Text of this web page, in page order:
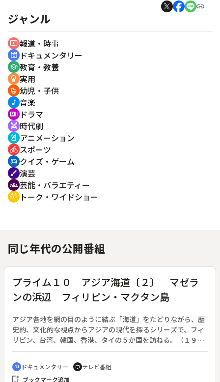
ジャンル
ondemand_video 報道・時事
cinematic_blur ドキュメンタリー
school 教育・教養
emoji_objects 実用
crib 幼児・子供
music_note 音楽
recent_actors ドラマ
swords 時代劇
cruelty_free アニメーション
directions_bike スポーツ
sports_esports クイズ・ゲーム
brush 演芸
groups 芸能・バラエティー
adaptive_audio_mic トーク・ワイドショー
同じ年代の公開番組
プライム１０ アジア海道〔２〕 マゼラ
ンの浜辺 フィリピン・マクタン島
アジア各地を網の目のように結ぶ「海道」をたどりながら、歴
史的、文化的な視点からアジアの現代を探るシリーズで、フィ
リピン、台湾、韓国、香港、タイの５か国を訪ねる。（１９９
３年３月９日終了、全１１回）◆第２回はマゼランの世界一周
旅行によって西欧に初めて知られたフィリピン・マクタン島。
戦いで侵略者マゼランを殺した島の英雄・ラプラプ王の子孫た
cinematic_blur ドキュメンタリー tv テレビ番組
bookmark_add ブックマーク追加